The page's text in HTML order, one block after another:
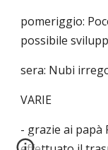
pomeriggio:
possibile
sera: Nubi
VARIE
- grazie ai papà